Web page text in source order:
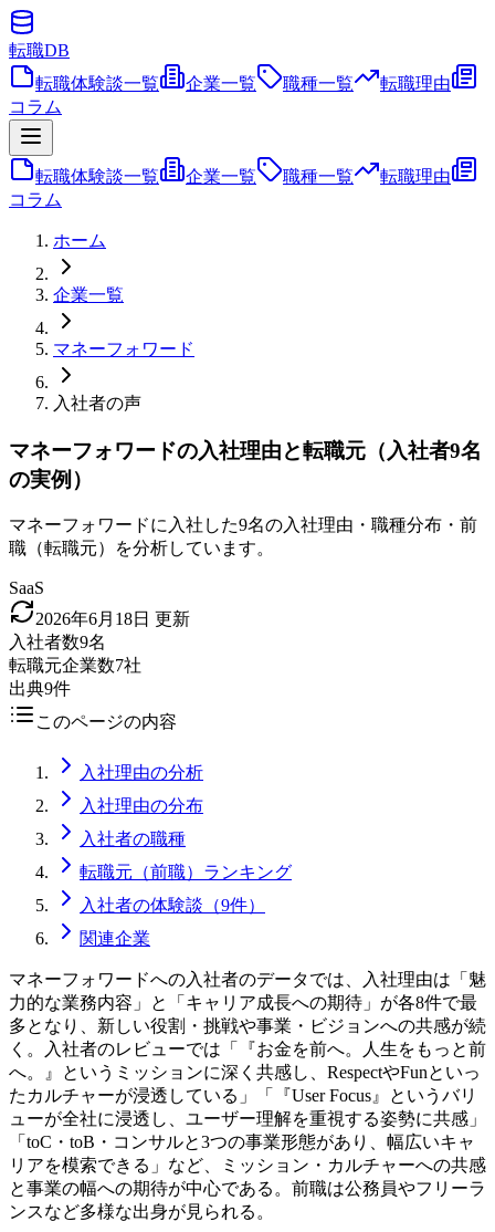
転職DB
転職体験談一覧
企業一覧 職種一覧
転職理由
コラム
転職体験談一覧 企業一覧 職種一覧
転職理由
コラム
ホーム
企業一覧
マネーフォワード
入社者の声
マネーフォワードの入社理由と転職元（入社者9名
の実例）
マネーフォワードに入社した9名の入社理由・職種分布・前
職（転職元）を分析しています。
SaaS
2026年6月18日 更新
入社者数9名
転職元企業数7社
出典9件
このページの内容
入社理由の分析
入社理由の分布
入社者の職種
転職元（前職）ランキング
入社者の体験談（9件）
関連企業
マネーフォワードへの入社者のデータでは、入社理由は「魅
力的な業務内容」と「キャリア成長への期待」が各8件で最
多となり、新しい役割・挑戦や事業・ビジョンへの共感が続
く。入社者のレビューでは「『お金を前へ。人生をもっと前
へ。』というミッションに深く共感し、RespectやFunといっ
たカルチャーが浸透している」「『User Focus』というバリ
ューが全社に浸透し、ユーザー理解を重視する姿勢に共感」
「toC・toB・コンサルと3つの事業形態があり、幅広いキャ
リアを模索できる」など、ミッション・カルチャーへの共感
と事業の幅への期待が中心である。前職は公務員やフリーラ
ンスなど多様な出身が見られる。